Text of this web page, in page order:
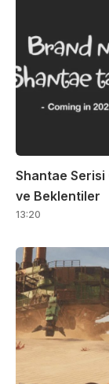
Shantae Serisi
ve Beklentiler
13:20